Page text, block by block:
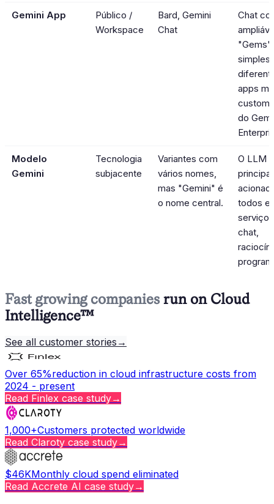
Gemini App
Público /
Workspace
Bard, Gemini
Chat
Chat
"Gems"
apps
do
Modelo
Gemini
Tecnologia
subjacente
Variantes com
vários nomes,
mas "Gemini" é
o nome central.
O LLM
principal
todos
chat,
Fast growing companies run on Cloud
Intelligence™
See all customer stories →
Over 65%reduction in cloud infrastructure costs from
2024 - present
Read Finlex case study→
1,000+Customers protected worldwide
Read Claroty case study→
$46KMonthly cloud spend eliminated
Read Accrete AI case study→